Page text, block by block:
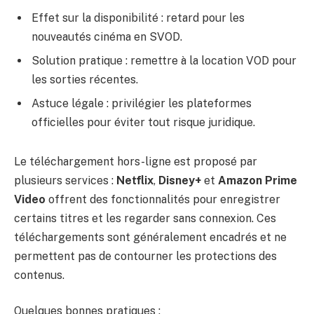
Effet sur la disponibilité : retard pour les
nouveautés cinéma en SVOD.
Solution pratique : remettre à la location VOD pour
les sorties récentes.
Astuce légale : privilégier les plateformes
officielles pour éviter tout risque juridique.
Le téléchargement hors-ligne est proposé par
plusieurs services : Netflix, Disney+ et Amazon Prime
Video offrent des fonctionnalités pour enregistrer
certains titres et les regarder sans connexion. Ces
téléchargements sont généralement encadrés et ne
permettent pas de contourner les protections des
contenus.
Quelques bonnes pratiques :